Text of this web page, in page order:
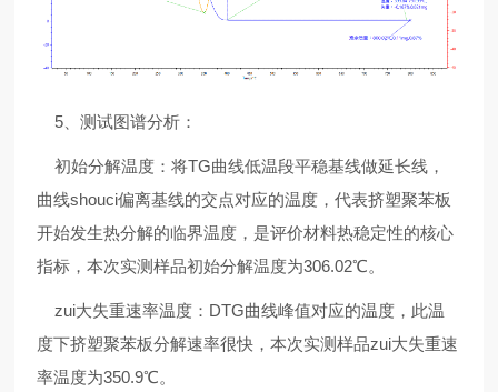
5、测试图谱分析：
初始分解温度：将TG曲线低温段平稳基线做延长线，
曲线shouci偏离基线的交点对应的温度，代表挤塑聚苯板
开始发生热分解的临界温度，是评价材料热稳定性的核心
指标，本次实测样品初始分解温度为306.02℃。
zui大失重速率温度：DTG曲线峰值对应的温度，此温
度下挤塑聚苯板分解速率很快，本次实测样品zui大失重速
率温度为350.9℃。